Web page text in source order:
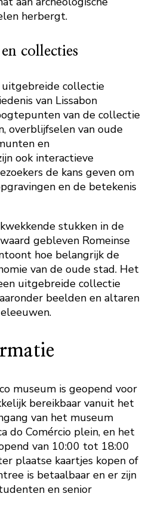
herbergt.
collecties
collectie
van Lissabon
van de collectie
overblijfselen van oude
en
ook interactieve
de kans geven om
en de betekenis
stukken in de
gebleven Romeinse
hoe belangrijk de
van de oude stad. Het
uitgebreide collectie
beelden en altaren
museum is geopend voor
bereikbaar vanuit het
van het museum
do Comércio plein, en het
van 10:00 tot 18:00
plaatse kaartjes kopen of
is betaalbaar en er zijn
en senior